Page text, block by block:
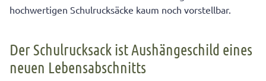
hochwertigen Schulrucksäcke kaum noch vorstellbar.
Der Schulrucksack ist Aushängeschild eines
neuen Lebensabschnitts